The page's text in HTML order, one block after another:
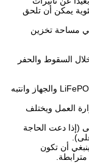
التي تزيد عن +60 درجة مئوية يمكن أن تلحق
مساحة تخزين
السقوط والحفر
لاحظ علامات الجمع (+) والناقص (-) على بطارية LiFePO4 والجهاز وانتبه
العمل ويختلف
(إذا دعت الحاجة
أن تكون